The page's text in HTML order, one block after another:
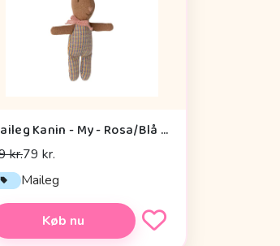
Maileg Kanin - My - Rosa/Blå Tern
kr.79 kr.
Maileg
Køb nu